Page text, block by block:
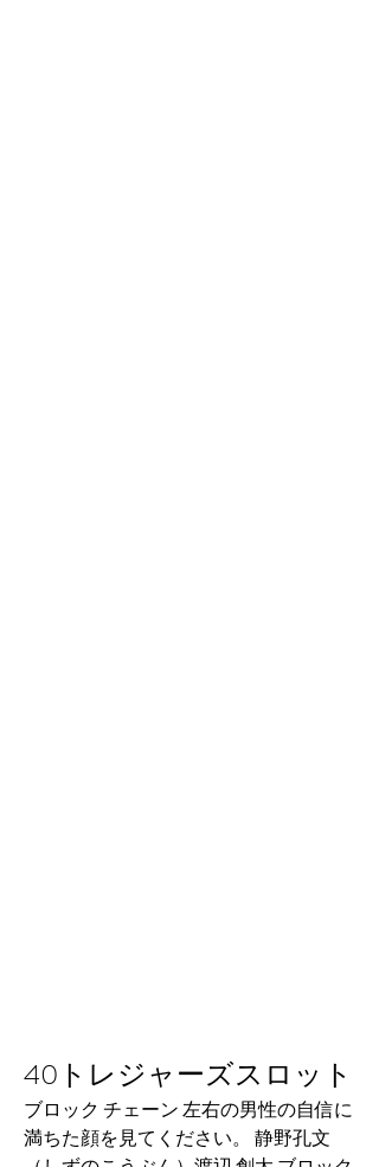
40トレジャーズスロット
ブロック チェーン 左右の男性の自信に
満ちた顔を見てください。 静野孔文